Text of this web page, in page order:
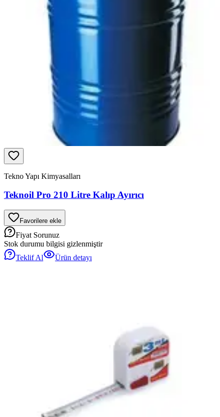
Tekno Yapı Kimyasalları
Teknoil Pro 210 Litre Kalıp Ayırıcı
Favorilere ekle
Fiyat Sorunuz
Stok durumu bilgisi gizlenmiştir
Teklif Al
Ürün detayı